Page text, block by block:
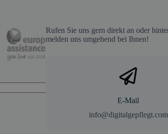
Rufen Sie uns gern direkt an oder
melden uns umgehend bei Ihnen!
E-Mail
info@digitalgepflegt.com